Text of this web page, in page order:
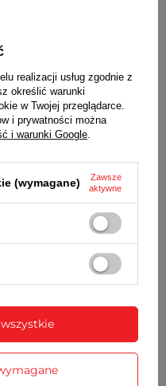
lub fakturę VAT
pytania?
realizacji usług zgodnie z
określić warunki
w Twojej przeglądarce.
i prywatności można
i warunki Google
(wymagane)
Zawsze
aktywne